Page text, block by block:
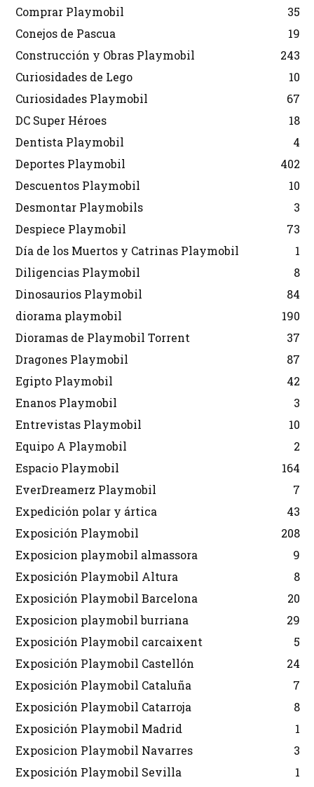
Comprar Playmobil
35
Conejos de Pascua
19
Construcción y Obras Playmobil
243
Curiosidades de Lego
10
Curiosidades Playmobil
67
DC Super Héroes
18
Dentista Playmobil
4
Deportes Playmobil
402
Descuentos Playmobil
10
Desmontar Playmobils
3
Despiece Playmobil
73
Día de los Muertos y Catrinas Playmobil
1
Diligencias Playmobil
8
Dinosaurios Playmobil
84
diorama playmobil
190
Dioramas de Playmobil Torrent
37
Dragones Playmobil
87
Egipto Playmobil
42
Enanos Playmobil
3
Entrevistas Playmobil
10
Equipo A Playmobil
2
Espacio Playmobil
164
EverDreamerz Playmobil
7
Expedición polar y ártica
43
Exposición Playmobil
208
Exposicion playmobil almassora
9
Exposición Playmobil Altura
8
Exposición Playmobil Barcelona
20
Exposicion playmobil burriana
29
Exposición Playmobil carcaixent
5
Exposición Playmobil Castellón
24
Exposición Playmobil Cataluña
7
Exposición Playmobil Catarroja
8
Exposición Playmobil Madrid
1
Exposicion Playmobil Navarres
3
Exposición Playmobil Sevilla
1